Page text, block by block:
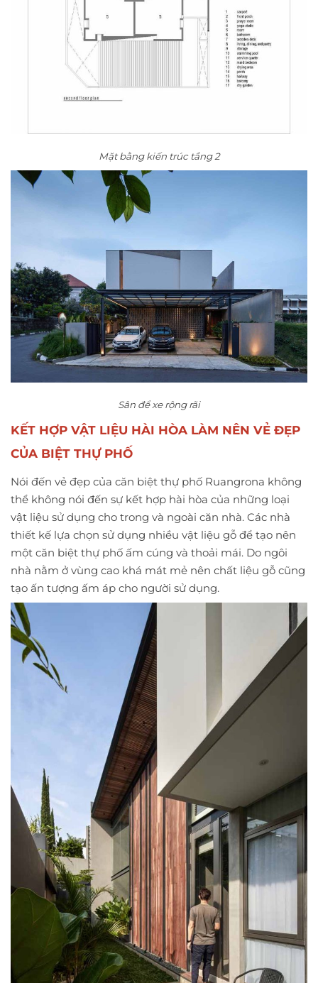
Mặt bằng kiến trúc tầng 2
Sân để xe rộng rãi
KẾT HỢP VẬT LIỆU HÀI HÒA LÀM NÊN VẺ ĐẸP
CỦA BIỆT THỰ PHỐ
Nói đến vẻ đẹp của căn biệt thự phố Ruangrona không
thể không nói đến sự kết hợp hài hòa của những loại
vật liệu sử dụng cho trong và ngoài căn nhà. Các nhà
thiết kế lựa chọn sử dụng nhiều vật liệu gỗ để tạo nên
một căn biệt thự phố ấm cúng và thoải mái. Do ngôi
nhà nằm ở vùng cao khá mát mẻ nên chất liệu gỗ cũng
tạo ấn tượng ấm áp cho người sử dụng.